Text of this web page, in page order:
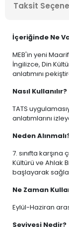
Taksit
İçeriğinde Ne
MEB'in yeni
İngilizce, Din
anlatımını
Nasıl Kullanılır?
TATS
anlatımlarını
Neden
7. sınıfta
Kültürü ve Ahlak
başlayarak
Ne Zaman
Eylül-Haziran
Seviyesi Nedir?